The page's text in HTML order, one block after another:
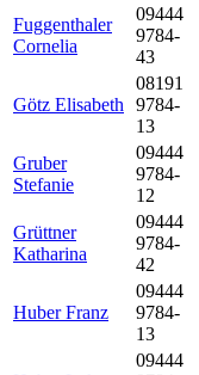
Fuggenthaler
Cornelia
09444
9784-
43
Götz Elisabeth
08191
9784-
13
Gruber
Stefanie
09444
9784-
12
Grüttner
Katharina
09444
9784-
42
Huber Franz
09444
9784-
13
09444